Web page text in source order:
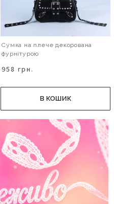
Сумка на плече декорована
фурнітурою
958 грн.
В КОШИК